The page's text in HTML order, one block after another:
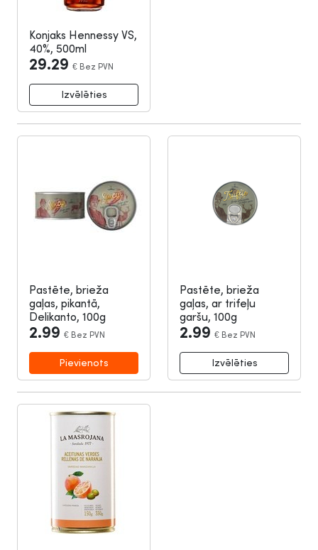
Konjaks Hennessy VS,
40%, 500ml
29.29 € Bez PVN
Pastēte, brieža
gaļas, pikantā,
Delikanto, 100g
2.99 € Bez PVN
Pastēte, brieža
gaļas, ar trifeļu
garšu, 100g
2.99 € Bez PVN